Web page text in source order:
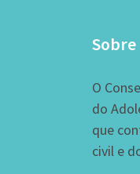
Sobre
O
do
que
civil e